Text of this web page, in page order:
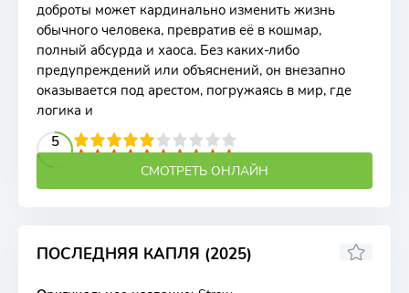
доброты может кардинально изменить жизнь
обычного человека, превратив её в кошмар,
полный абсурда и хаоса. Без каких-либо
предупреждений или объяснений, он внезапно
оказывается под арестом, погружаясь в мир, где
логика и
5
4 5 6 7 8 9 10
СМОТРЕТЬ ОНЛАЙН
ПОСЛЕДНЯЯ КАПЛЯ (2025)
6.55 6.5